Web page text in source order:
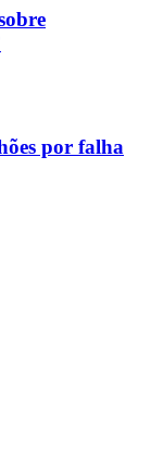
por falha